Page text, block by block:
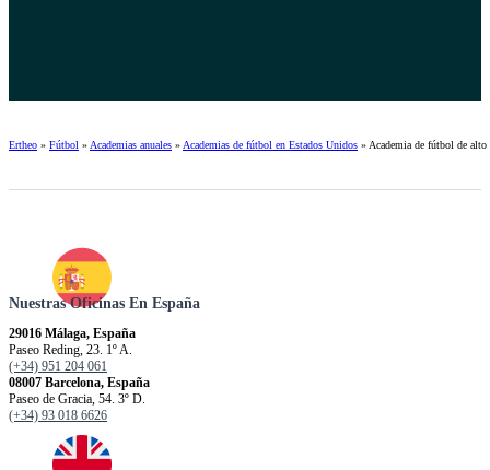
Ertheo » Fútbol » Academias anuales » Academias de fútbol en Estados Unidos » Academia de fútbol de
Nuestras Oficinas En España
29016 Málaga, España
Paseo Reding, 23. 1º A.
(+34) 951 204 061
08007 Barcelona, España
Paseo de Gracia, 54. 3º D.
(+34) 93 018 6626